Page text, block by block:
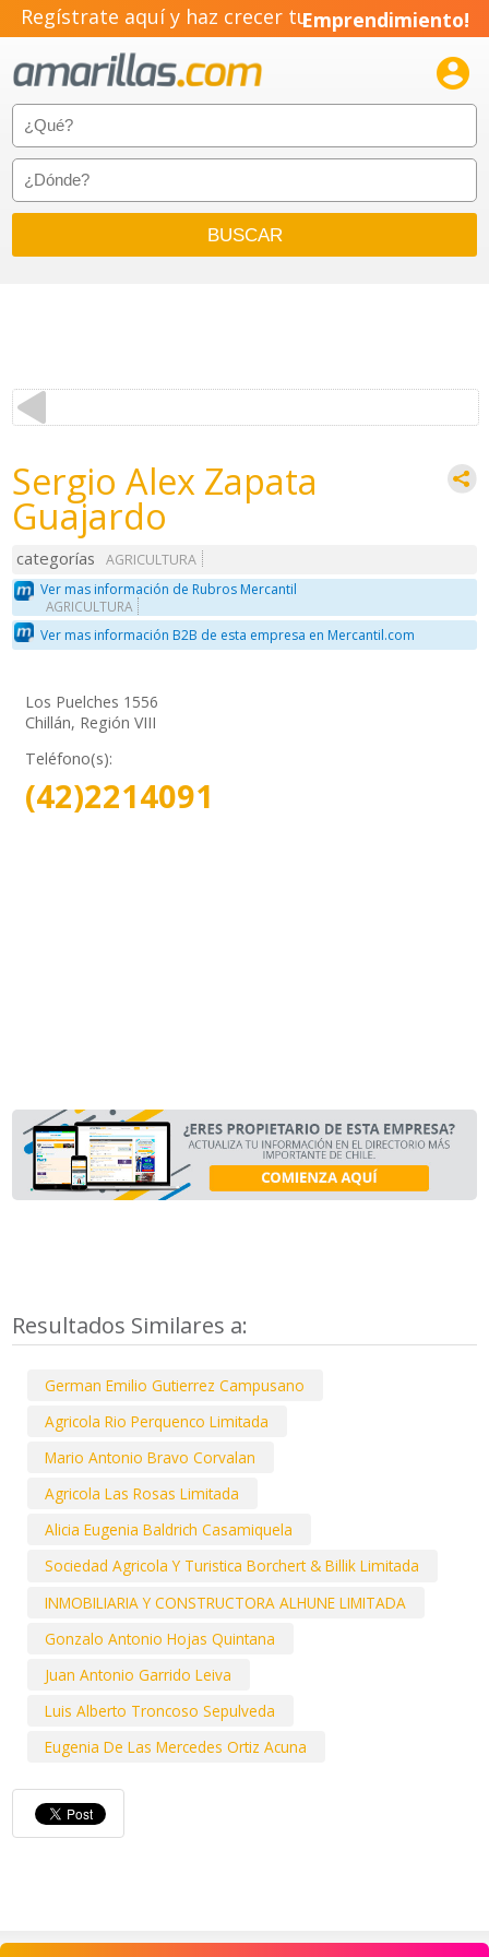
Regístrate aquí y haz crecer tuEmprendimiento!

Sergio Alex Zapata
Guajardo
categorías
AGRICULTURA
Ver mas información de Rubros Mercantil
AGRICULTURA
Ver mas información B2B de esta empresa en Mercantil.com
Los Puelches 1556
Chillán, Región VIII
Teléfono(s):
(42)2214091
Resultados Similares a:
German Emilio Gutierrez Campusano
Agricola Rio Perquenco Limitada
Mario Antonio Bravo Corvalan
Agricola Las Rosas Limitada
Alicia Eugenia Baldrich Casamiquela
Sociedad Agricola Y Turistica Borchert & Billik Limitada
INMOBILIARIA Y CONSTRUCTORA ALHUNE LIMITADA
Gonzalo Antonio Hojas Quintana
Juan Antonio Garrido Leiva
Luis Alberto Troncoso Sepulveda
Eugenia De Las Mercedes Ortiz Acuna